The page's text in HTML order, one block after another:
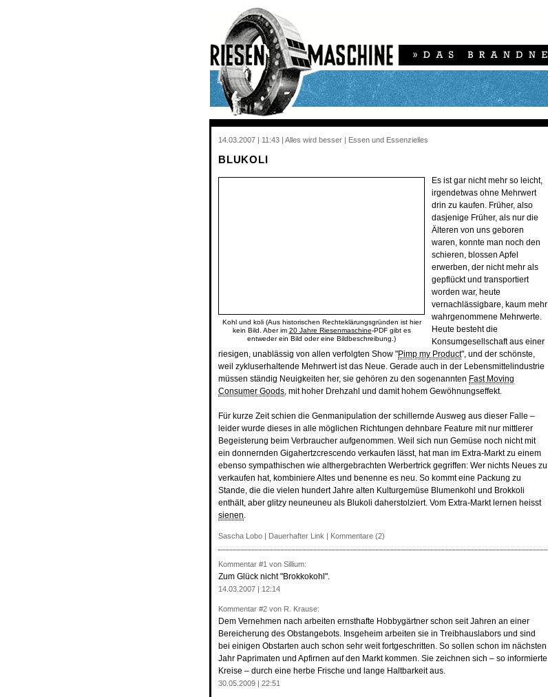
14.03.2007 | 11:43 | Alles wird besser | Essen und Essenzielles
BLUKOLI
Kohl und koli (Aus historischen Rechteklärungsgründen ist hier
kein Bild. Aber im 20 Jahre Riesenmaschine-PDF gibt es
entweder ein Bild oder eine Bildbeschreibung.)
Es ist gar nicht mehr so leicht,
irgendetwas ohne Mehrwert
drin zu kaufen. Früher, also
dasjenige Früher, als nur die
Älteren von uns geboren
waren, konnte man noch den
schieren, blossen Apfel
erwerben, der nicht mehr als
gepflückt und transportiert
worden war, heute
vernachlässigbare, kaum mehr
wahrgenommene Mehrwerte.
Heute besteht die
Konsumgesellschaft aus einer
riesigen, unablässig von allen verfolgten Show "Pimp my Product", und der schönste,
weil zykluserhaltende Mehrwert ist das Neue. Gerade auch in der Lebensmittelindustrie
müssen ständig Neuigkeiten her, sie gehören zu den sogenannten Fast Moving
Consumer Goods, mit hoher Drehzahl und damit hohem Gewöhnungseffekt.
Für kurze Zeit schien die Genmanipulation der schillernde Ausweg aus dieser Falle –
leider wurde dieses in alle möglichen Richtungen dehnbare Feature mit nur mittlerer
Begeisterung beim Verbraucher aufgenommen. Weil sich nun Gemüse noch nicht mit
ein donnernden Gigahertzcrescendo verkaufen lässt, hat man im Extra-Markt zu einem
ebenso sympathischen wie althergebrachten Werbertrick gegriffen: Wer nichts Neues zu
verkaufen hat, kombiniere Altes und benenne es neu. So kommt eine Packung zu
Stande, die die vielen hundert Jahre alten Kulturgemüse Blumenkohl und Brokkoli
enthält, aber glitzy neuneuneu als Blukoli daherstolziert. Vom Extra-Markt lernen heisst
sienen.
Sascha Lobo | Dauerhafter Link | Kommentare (2)
Kommentar #1 von Sillium:
Zum Glück nicht "Brokkokohl".
14.03.2007 | 12:14
Kommentar #2 von R. Krause:
Dem Vernehmen nach arbeiten ernsthafte Hobbygärtner schon seit Jahren an einer
Bereicherung des Obstangebots. Insgeheim arbeiten sie in Treibhauslabors und sind
bei einigen Obstarten auch schon sehr weit fortgeschritten. So sollen schon im nächsten
Jahr Paprimaten und Apfirnen auf den Markt kommen. Sie zeichnen sich – so informierte
Kreise – durch eine herbe Frische und lange Haltbarkeit aus.
30.05.2009 | 22:51